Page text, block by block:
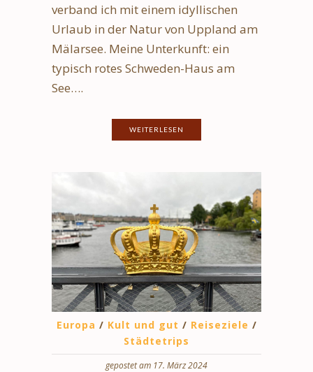
verband ich mit einem idyllischen
Urlaub in der Natur von Uppland am
Mälarsee. Meine Unterkunft: ein
typisch rotes Schweden-Haus am
See….
WEITERLESEN
Europa / Kult und gut / Reiseziele /
Städtetrips
gepostet am 17. März 2024